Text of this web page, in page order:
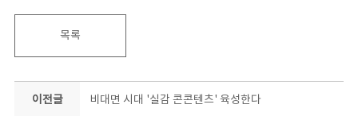
목록
이전글 비대면 시대 '실감 콘콘텐츠' 육성한다